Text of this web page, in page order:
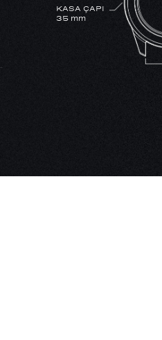
KASA ÇAPI
35 mm